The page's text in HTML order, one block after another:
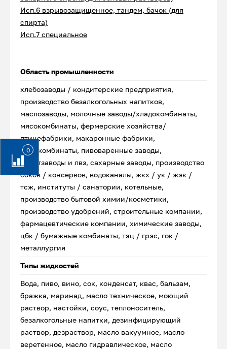
0
Исп.6 взрывозащищенное, тандем, бачок (для
спирта)
Исп.7 специальное
Область промышленности
хлебозаводы / кондитерские предприятия,
производство безалкогольных напитков,
маслозаводы, молочные заводы/хладокомбинаты,
мясокомбинаты, фермерские хозяйства/
птицефабрики, макаронные фабрики,
рыбокомбинаты, пивоваренные заводы,
спиртзаводы и лвз, сахарные заводы, производство
соков / консервов, водоканалы, жкх / ук / жэк /
тсж, институты / санатории, котельные,
производство бытовой химии/косметики,
производство удобрений, строительные компании,
фармацевтические компании, химические заводы,
цбк / бумажные комбинаты, тэц / грэс, гок /
металлургия
Типы жидкостей
Вода, пиво, вино, сок, конденсат, квас, бальзам,
бражка, маринад, масло техническое, моющий
раствор, настойки, соус, теплоноситель,
безалкогольные напитки, дезинфицирующий
раствор, дезраствор, масло вакуумное, масло
веретенное, масло гидравлическое, масло